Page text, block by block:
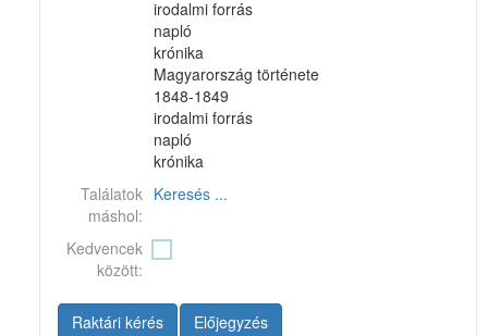
irodalmi forrás
napló
krónika
Magyarország története
1848-1849
irodalmi forrás
napló
krónika
Találatok
máshol:
Keresés ...
Kedvencek
között:
Raktári kérés Előjegyzés